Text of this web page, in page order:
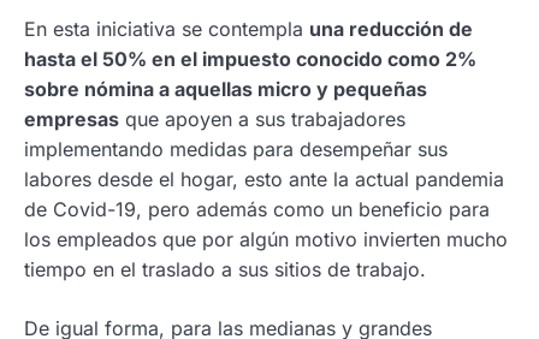
En esta iniciativa se contempla una reducción de
hasta el 50% en el impuesto conocido como 2%
sobre nómina a aquellas micro y pequeñas
empresas que apoyen a sus trabajadores
implementando medidas para desempeñar sus
labores desde el hogar, esto ante la actual pandemia
de Covid-19, pero además como un beneficio para
los empleados que por algún motivo invierten mucho
tiempo en el traslado a sus sitios de trabajo.
De igual forma, para las medianas y grandes